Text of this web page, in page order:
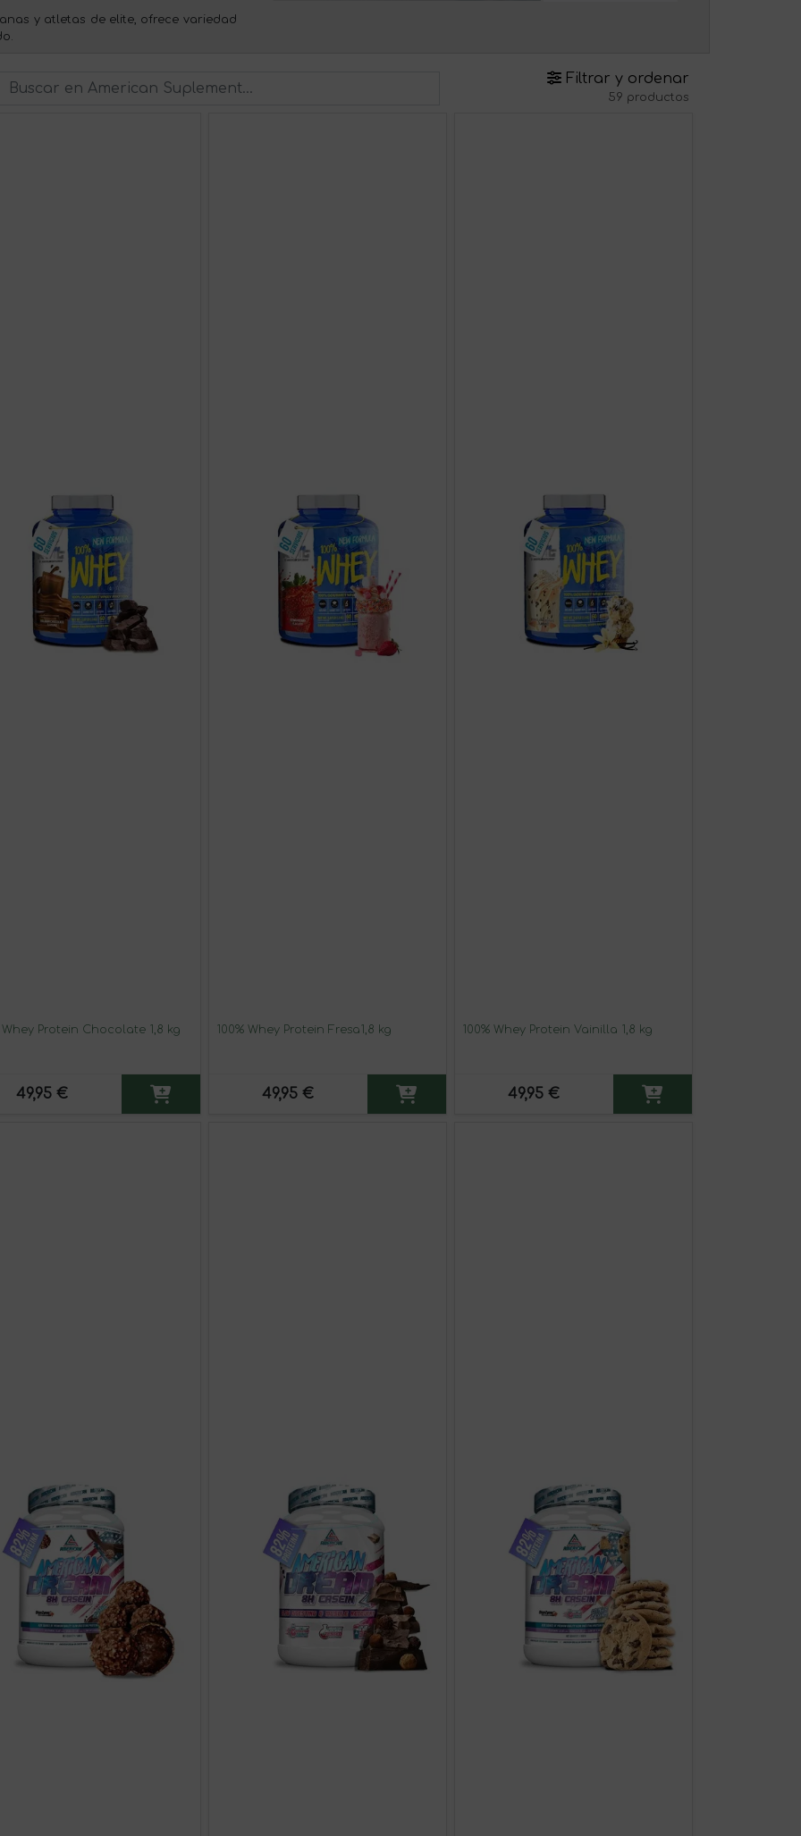
y atletas de elite, ofrece variedad
Filtrar y ordenar
59 productos
Whey Protein Chocolate 1,8 kg
49,95 €
100% Whey Protein Fresa1,8 kg
49,95 €
100% Whey Protein Vainilla 1,8 kg
49,95 €